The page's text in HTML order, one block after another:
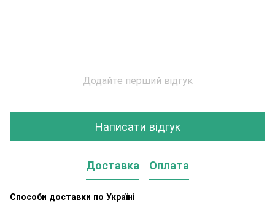
Додайте перший відгук
Написати відгук
Доставка Оплата
Способи доставки по Україні